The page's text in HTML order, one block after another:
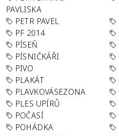
PAVLISKA
PETR PAVEL
PF 2014
PÍSEŇ
PÍSNIČKÁŘI
PIVO
PLAKÁT
PLAVKOVÁSEZONA
PLES UPÍRŮ
POČASÍ
POHÁDKA